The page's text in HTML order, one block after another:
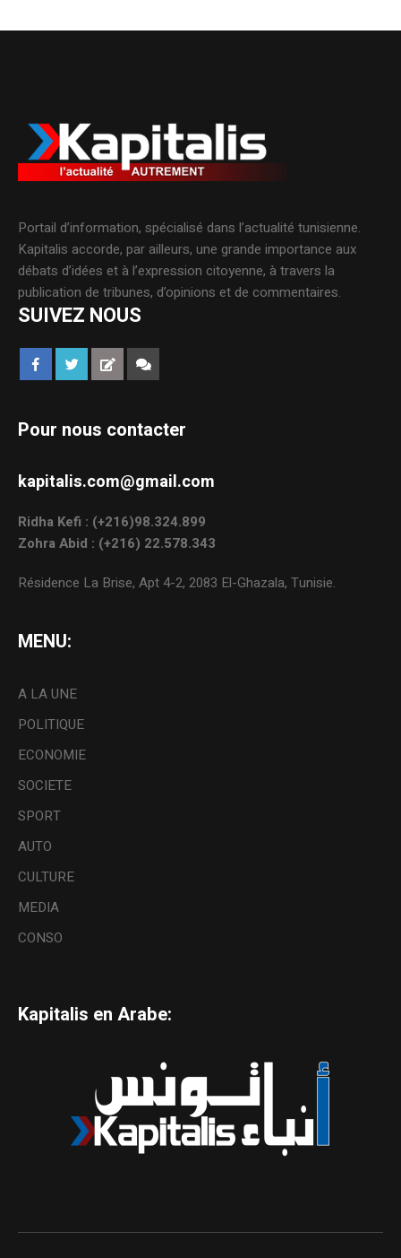
Portail d’information, spécialisé dans l’actualité tunisienne.
Kapitalis accorde, par ailleurs, une grande importance aux
débats d’idées et à l’expression citoyenne, à travers la
publication de tribunes, d’opinions et de commentaires.
SUIVEZ NOUS
Pour nous contacter
kapitalis.com@gmail.com
Ridha Kefi : (+216)98.324.899
Zohra Abid : (+216) 22.578.343
Résidence La Brise, Apt 4-2, 2083 El-Ghazala, Tunisie.
MENU:
A LA UNE
POLITIQUE
ECONOMIE
SOCIETE
SPORT
AUTO
CULTURE
MEDIA
CONSO
Kapitalis en Arabe: